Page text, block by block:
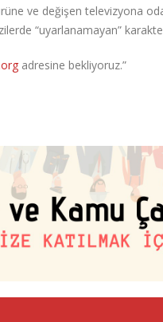
ve değişen televizyona
“uyarlanamayan”
adresine bekliyoruz.”